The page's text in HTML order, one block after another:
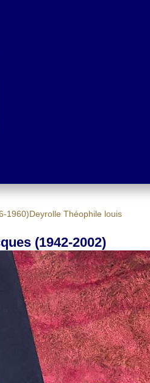
1960)Deyrolle Théophile louis
(1942-2002)